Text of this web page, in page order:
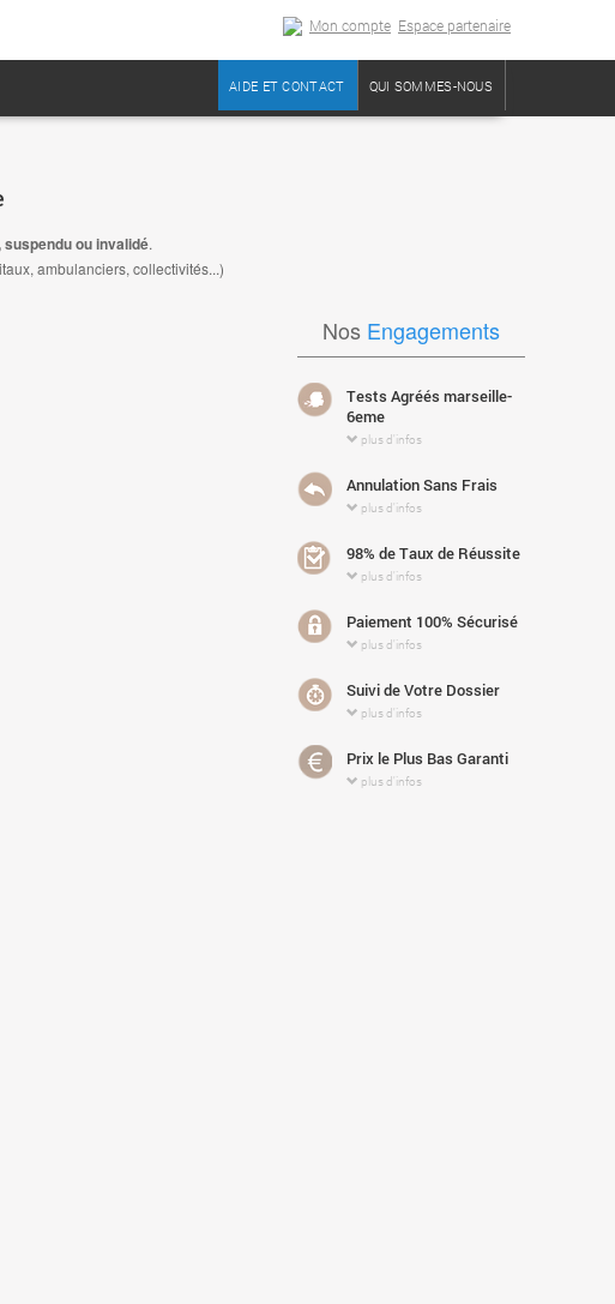
Mon compte Espace partenaire
QUI SOMMES-NOUS
AIDE ET CONTACT
ou invalidé.
ambulanciers, collectivités...)
Nos Engagements
Tests Agréés marseille-
6eme
plus d'infos
Annulation Sans Frais
plus d'infos
98% de Taux de Réussite
plus d'infos
Paiement 100% Sécurisé
plus d'infos
Suivi de Votre Dossier
plus d'infos
Prix le Plus Bas Garanti
plus d'infos